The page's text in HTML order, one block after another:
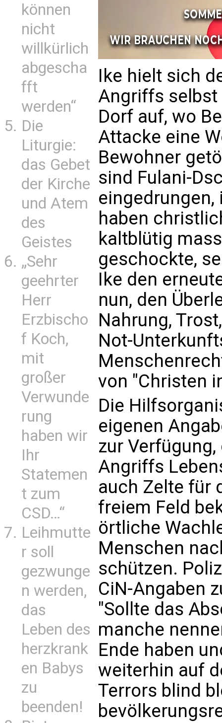
können
nicht
willkürlich
abgescha
fft
werden“
Die
Liturgie:
das Gebet
der Kirche
und Atem
des
Geistes
„Sehr
geehrter
Herr
Erzbischo
f Koch,
mit
großer
Verwunde
rung
haben wir
Ihr
Statemen
t zum
CSD…“
Leihmutte
r soll
gezwunge
n werden,
das
Leben des
herzkrank
en Babys
zu
beenden!
Ike hielt sich
Angriffs selbst
Dorf auf, wo
Attacke eine
Bewohner
sind Fulani-
eingedrungen,
haben
kaltblütig
geschockte,
Ike den
nun, den
Nahrung,
Not-
von "Christen
Die
eigenen
zur
Angriffs
auch Zelte für
freiem Feld
örtliche
Menschen
schützen.
CiN-Angaben
"Sollte das
manche
Ende haben
weiterhin auf
Terrors blind